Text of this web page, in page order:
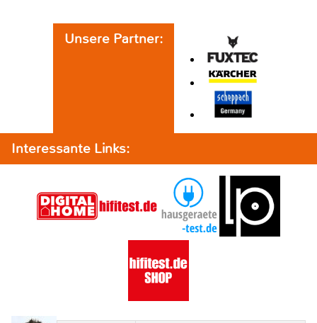
Unsere Partner:
Interessante Links: